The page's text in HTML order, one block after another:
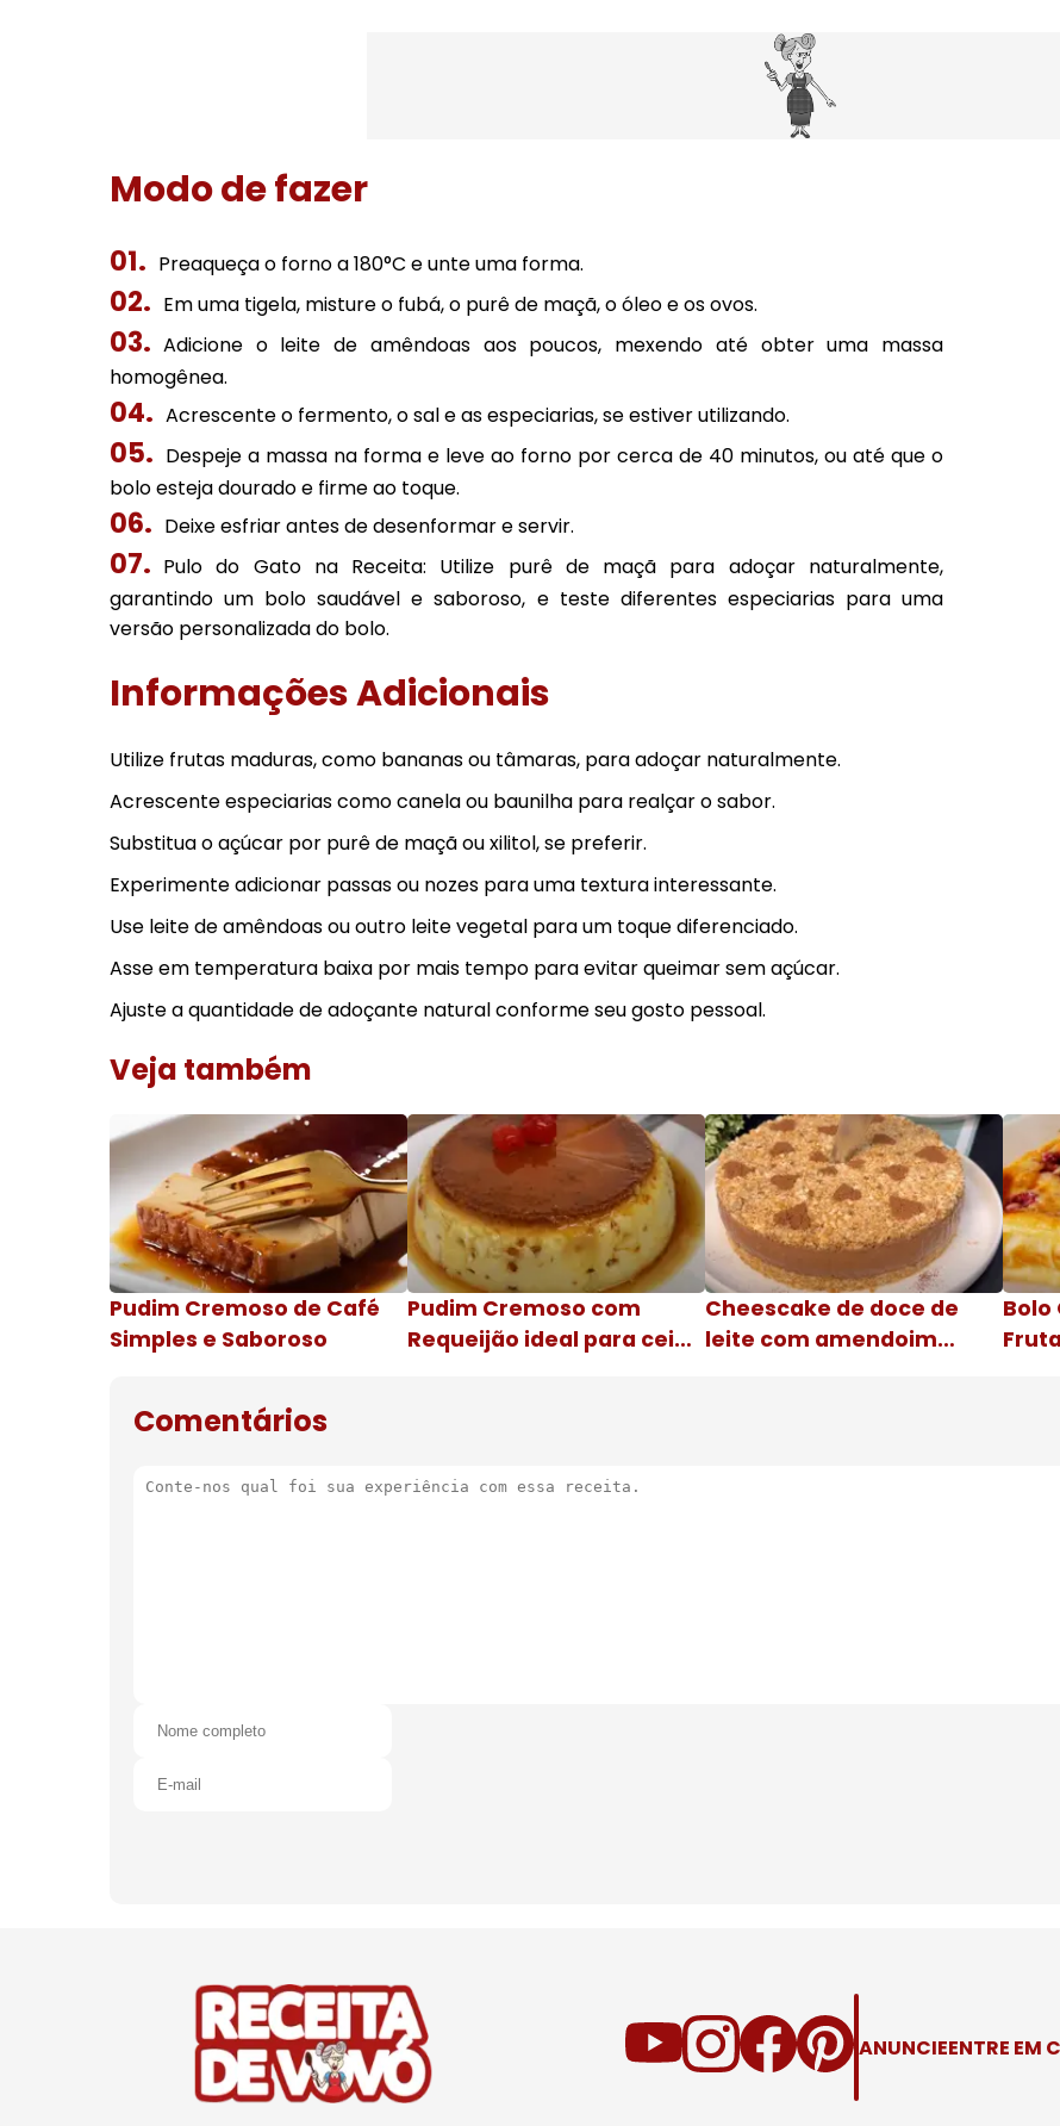
Modo de fazer
Preaqueça o forno a 180°C e unte uma forma.
Em uma tigela, misture o fubá, o purê de maçã, o óleo e os ovos.
Adicione o leite de amêndoas aos poucos, mexendo até obter uma massa
homogênea.
Acrescente o fermento, o sal e as especiarias, se estiver utilizando.
Despeje a massa na forma e leve ao forno por cerca de 40 minutos, ou até que o
bolo esteja dourado e firme ao toque.
Deixe esfriar antes de desenformar e servir.
Pulo do Gato na Receita: Utilize purê de maçã para adoçar naturalmente,
garantindo um bolo saudável e saboroso, e teste diferentes especiarias para uma
versão personalizada do bolo.
Informações Adicionais
Utilize frutas maduras, como bananas ou tâmaras, para adoçar naturalmente.
Acrescente especiarias como canela ou baunilha para realçar o sabor.
Substitua o açúcar por purê de maçã ou xilitol, se preferir.
Experimente adicionar passas ou nozes para uma textura interessante.
Use leite de amêndoas ou outro leite vegetal para um toque diferenciado.
Asse em temperatura baixa por mais tempo para evitar queimar sem açúcar.
Ajuste a quantidade de adoçante natural conforme seu gosto pessoal.
Veja também
Pudim Cremoso de Café
Simples e Saboroso
Pudim Cremoso com
Requeijão ideal para ceia
Cheescake de doce de
leite com amendoim
Bolo
Comentários
ANUNCIEENTRE EM